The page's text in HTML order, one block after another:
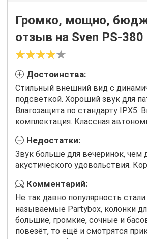
Громко, мощно,
отзыв на Sven PS-380
Достоинства:
Стильный внешний вид с
подсветкой. Хороший звук для
Влагозащита по стандарту IPX5.
комплектация. Классная
Недостатки:
Звук больше для вечеринок, чем
акустического удовольствия.
Комментарий:
Не так давно популярность
называемые Partybox, колонки
большие, громкие, сочные и
повезёт, то ещё и смотрятся